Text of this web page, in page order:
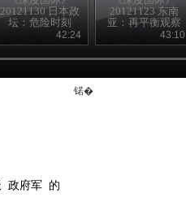
20121130 日本政
坛：危险时刻
42:24
20121123 东南
亚：再平衡观察
43:10
政府军 的
锘�